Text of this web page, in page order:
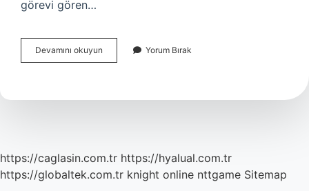
görevi gören…
Devamını okuyun Korunaklı
Liman
Yorum Bırak
https://caglasin.com.tr https://hyalual.com.tr
https://globaltek.com.tr knight online nttgame Sitemap